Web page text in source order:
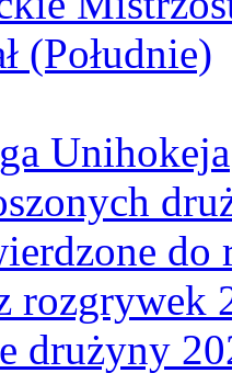
(Południe)
Unihokeja
do
rozgrywek
drużyny